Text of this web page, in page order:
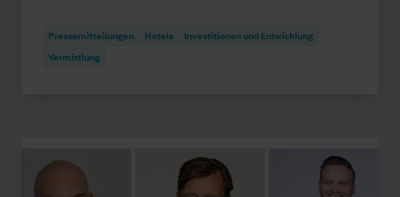
Pressemitteilungen Hotels
Investitionen und Entwicklung
Vermittlung